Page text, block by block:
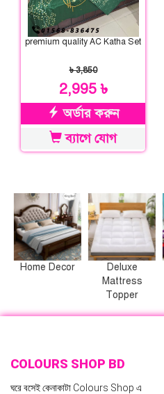
premium quality AC Katha Set
৳ 3,850
2,995 ৳
অর্ডার করুন
ব্যাগে যোগ
Home Decor
Deluxe
Mattress
Topper
COLOURS SHOP BD
ঘরে বসেই কেনাকাটা Colours Shop এ